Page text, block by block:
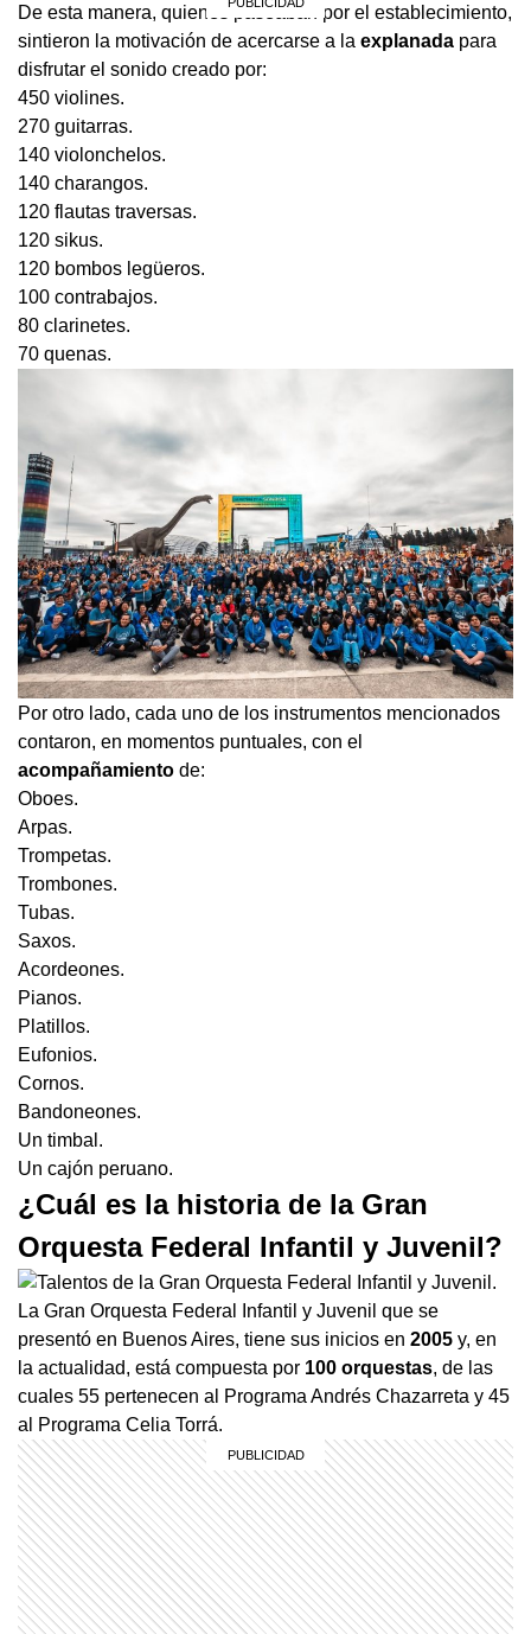
De esta manera, quienes paseaban por el establecimiento,
sintieron la motivación de acercarse a la explanada para
disfrutar el sonido creado por:
450 violines.
270 guitarras.
140 violonchelos.
140 charangos.
120 flautas traversas.
120 sikus.
120 bombos legüeros.
100 contrabajos.
80 clarinetes.
70 quenas.
Por otro lado, cada uno de los instrumentos mencionados
contaron, en momentos puntuales, con el
acompañamiento de:
Oboes.
Arpas.
Trompetas.
Trombones.
Tubas.
Saxos.
Acordeones.
Pianos.
Platillos.
Eufonios.
Cornos.
Bandoneones.
Un timbal.
Un cajón peruano.
¿Cuál es la historia de la Gran
Orquesta Federal Infantil y Juvenil?
La Gran Orquesta Federal Infantil y Juvenil que se
presentó en Buenos Aires, tiene sus inicios en 2005 y, en
la actualidad, está compuesta por 100 orquestas, de las
cuales 55 pertenecen al Programa Andrés Chazarreta y 45
al Programa Celia Torrá.